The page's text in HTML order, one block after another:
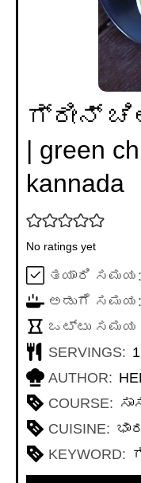
ಗ್ರೀನ್
| green
kannada
No ratings yet
ತಯಾರಿ ಸಮಯ:
ಅಡುಗೆ ಸಮಯ:
ಒಟ್ಟು ಸಮಯ
SERVINGS: 1
AUTHOR:
COURSE:
CUISINE:
KEYWORD: